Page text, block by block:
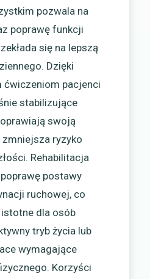
pozwala na
poprawę funkcji
się na lepszą
Dzięki
ćwiczeniom pacjenci
stabilizujące
swoją
ryzyko
Rehabilitacja
postawy
ruchowej, co
dla osób
tryb życia lub
wymagające
Korzyści